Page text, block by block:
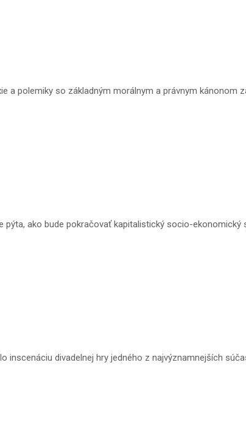
polemiky so základným morálnym a právnym kánonom
ako bude pokračovať kapitalistický socio-
inscenáciu divadelnej hry jedného z najvýznamnejších